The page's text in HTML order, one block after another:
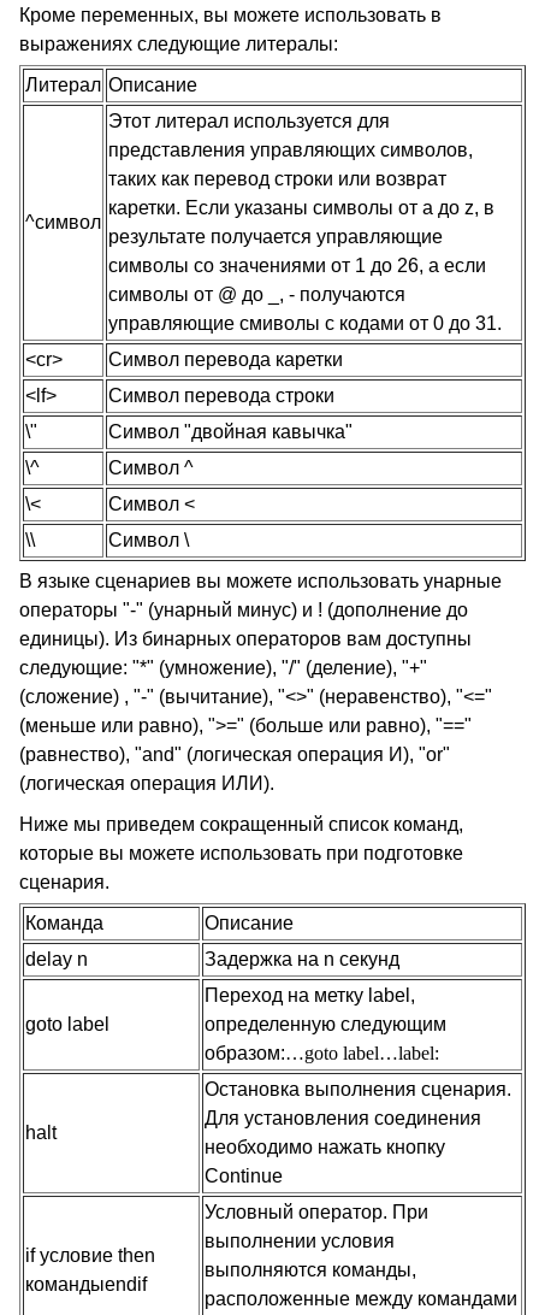
Кроме переменных, вы можете использовать в
выражениях следующие литералы:
Литерал Описание
^символ
Этот литерал используется для
представления управляющих символов,
таких как перевод строки или возврат
каретки. Если указаны символы от a до z, в
результате получается управляющие
символы со значениями от 1 до 26, а если
символы от @ до _, - получаются
управляющие смиволы с кодами от 0 до 31.
<cr>
Символ перевода каретки
<lf>
Символ перевода строки
\"
Символ "двойная кавычка"
\^
Символ ^
\<
Символ <
\\
Символ \
В языке сценариев вы можете использовать унарные
операторы "-" (унарный минус) и ! (дополнение до
единицы). Из бинарных операторов вам доступны
следующие: "*" (умножение), "/" (деление), "+"
(сложение) , "-" (вычитание), "<>" (неравенство), "<="
(меньше или равно), ">=" (больше или равно), "=="
(равнество), "and" (логическая операция И), "or"
(логическая операция ИЛИ).
Ниже мы приведем сокращенный список команд,
которые вы можете использовать при подготовке
сценария.
Команда
Описание
delay n
Задержка на n секунд
goto label
Переход на метку label ,
определенную следующим
образом:…goto label…label:
halt
Остановка выполнения сценария.
Для установления соединения
необходимо нажать кнопку
Continue
ifусловие then
командыendif
Условный оператор. При
выполнении условия
выполняются команды,
расположенные между командами